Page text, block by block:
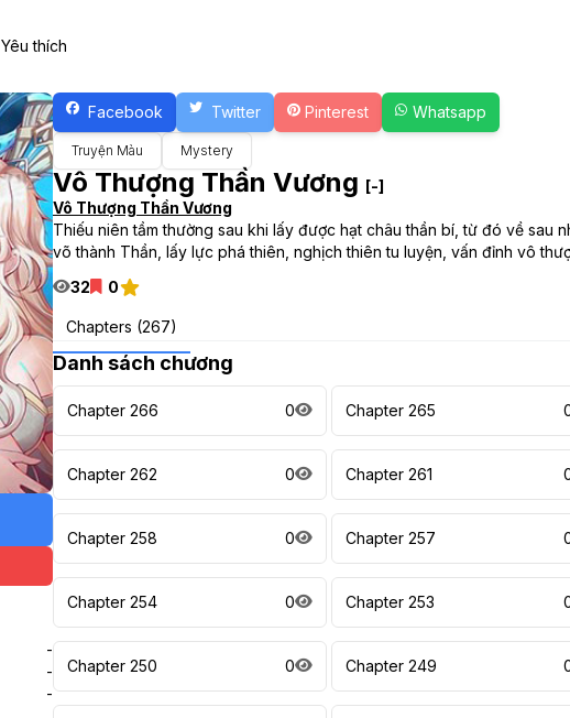
Yêu thích
-
-
-
Facebook Twitter Pinterest Whatsapp
Truyện Màu Mystery
Vô Thượng Thần Vương [-]
Vô Thượng Thần Vương
Thiếu niên tầm thường sau khi lấy được hạt châu thần bí, từ đó về sau
võ thành Thần, lấy lực phá thiên, nghịch thiên tu luyện, vấn đỉnh vô
32
0
Chapters (267)
Danh sách chương
Chapter 266 0 Chapter 265
Chapter 262 0 Chapter 261
Chapter 258 0 Chapter 257
Chapter 254 0 Chapter 253
Chapter 250 0 Chapter 249